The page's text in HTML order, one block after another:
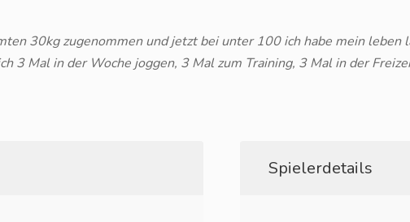
30kg zugenommen und jetzt bei unter 100 ich habe mein
3 Mal in der Woche joggen, 3 Mal zum Training, 3 Mal in der
Spielerdetails